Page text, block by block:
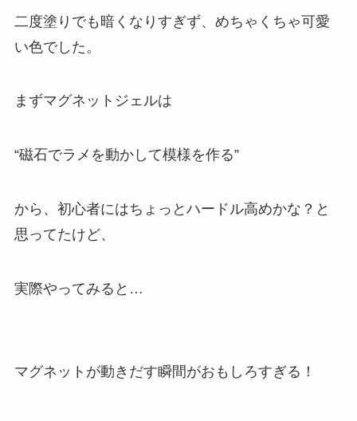
二度塗りでも暗くなりすぎず、めちゃくちゃ可愛
い色でした。
まずマグネットジェルは
“磁石でラメを動かして模様を作る”
から、初心者にはちょっとハードル高めかな？と
思ってたけど、
実際やってみると…
マグネットが動きだす瞬間がおもしろすぎる！